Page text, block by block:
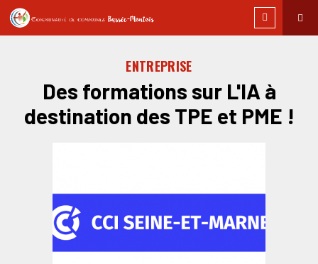
ENTREPRISE
Des formations sur L'IA à
destination des TPE et PME !